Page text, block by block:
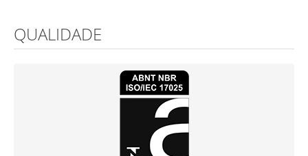
Trabalhe Conosco
QUALIDADE